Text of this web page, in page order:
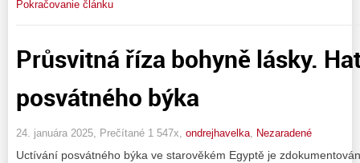
Pokračovanie článku
Průsvitná říza bohyně lásky.
posvátného býka
24. januára 2025, Prečítané 1 547x, ondrejhavelka, Nezaradené
Uctívání posvátného býka ve starověkém Egyptě je